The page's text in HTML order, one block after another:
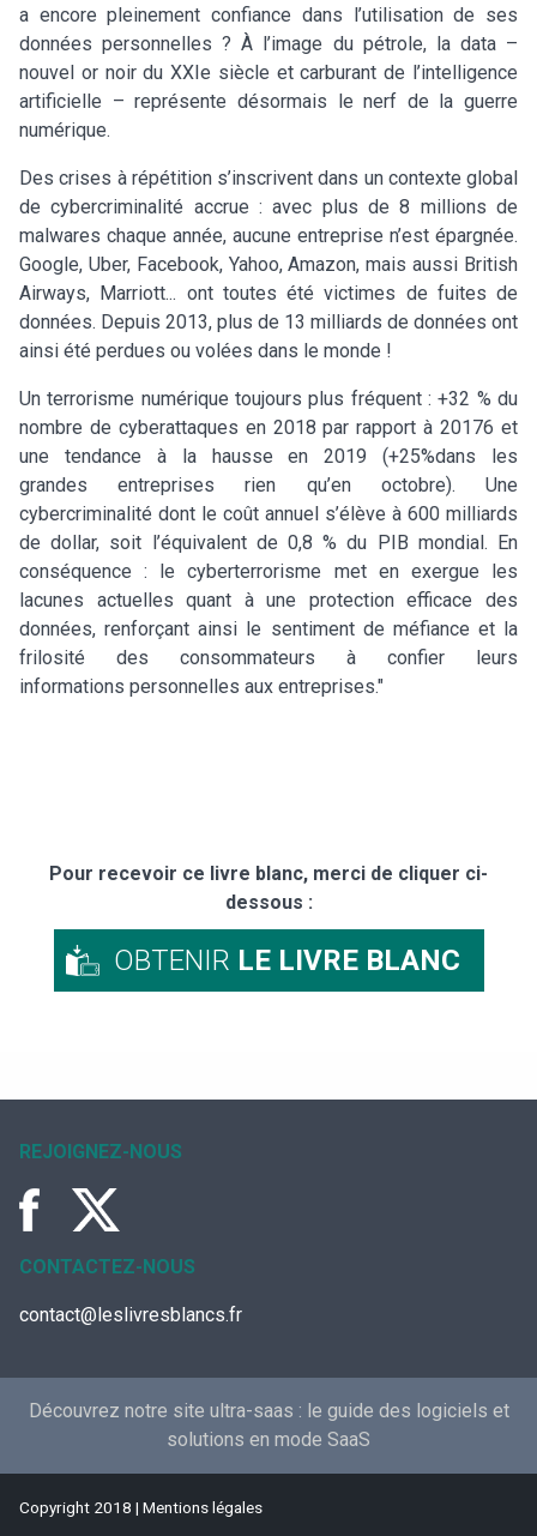
a encore pleinement confiance dans l’utilisation de ses
données personnelles ? À l’image du pétrole, la data –
nouvel or noir du XXIe siècle et carburant de l’intelligence
artificielle – représente désormais le nerf de la guerre
numérique.
Des crises à répétition s’inscrivent dans un contexte global
de cybercriminalité accrue : avec plus de 8 millions de
malwares chaque année, aucune entreprise n’est épargnée.
Google, Uber, Facebook, Yahoo, Amazon, mais aussi British
Airways, Marriott... ont toutes été victimes de fuites de
données. Depuis 2013, plus de 13 milliards de données ont
ainsi été perdues ou volées dans le monde !
Un terrorisme numérique toujours plus fréquent : +32 % du
nombre de cyberattaques en 2018 par rapport à 20176 et
une tendance à la hausse en 2019 (+25%dans les
grandes entreprises rien qu’en octobre). Une
cybercriminalité dont le coût annuel s’élève à 600 milliards
de dollar, soit l’équivalent de 0,8 % du PIB mondial. En
conséquence : le cyberterrorisme met en exergue les
lacunes actuelles quant à une protection efficace des
données, renforçant ainsi le sentiment de méfiance et la
frilosité des consommateurs à confier leurs
informations personnelles aux entreprises."
Pour recevoir ce livre blanc, merci de cliquer ci-
dessous :
OBTENIR LE LIVRE BLANC
REJOIGNEZ-NOUS
CONTACTEZ-NOUS
contact@leslivresblancs.fr
Découvrez notre site ultra-saas : le guide des logiciels et
solutions en mode SaaS
Copyright 2018 | Mentions légales